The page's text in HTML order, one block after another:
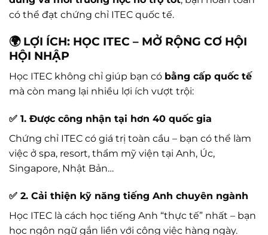
có thể đạt chứng chỉ ITEC quốc tế.
🌍 LỢI ÍCH: HỌC ITEC – MỞ RỘNG CƠ HỘI
HỘI NHẬP
Học ITEC không chỉ giúp bạn có bằng cấp quốc tế
mà còn mang lại nhiều lợi ích vượt trội:
✅ 1. Được công nhận tại hơn 40 quốc gia
Chứng chỉ ITEC có giá trị toàn cầu – bạn có thể làm
việc ở spa, resort, thẩm mỹ viện tại Anh, Úc,
Singapore, Nhật Bản…
✅ 2. Cải thiện kỹ năng tiếng Anh chuyên ngành
Học ITEC là cách học tiếng Anh “thực tế” nhất – bạn
học ngôn ngữ gắn liền với công việc hàng ngày.